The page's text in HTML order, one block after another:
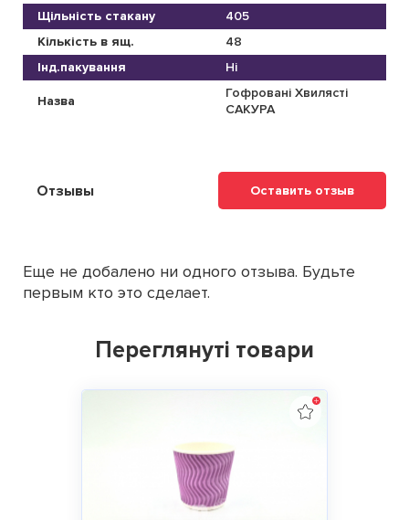
Щільність стакану
405
Кількість в ящ.
48
Інд.пакування
Ні
Назва
Гофровані Хвилясті
САКУРА
Отзывы Оставить отзыв
Еще не добалено ни одного отзыва. Будьте
первым кто это сделает.
Переглянуті товари